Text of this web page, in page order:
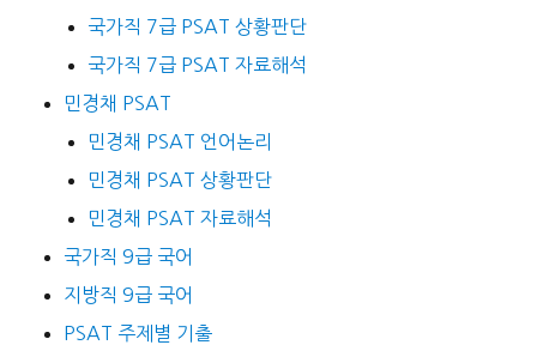
국가직 7급 PSAT 상황판단
국가직 7급 PSAT 자료해석
민경채 PSAT
민경채 PSAT 언어논리
민경채 PSAT 상황판단
민경채 PSAT 자료해석
국가직 9급 국어
지방직 9급 국어
PSAT 주제별 기출